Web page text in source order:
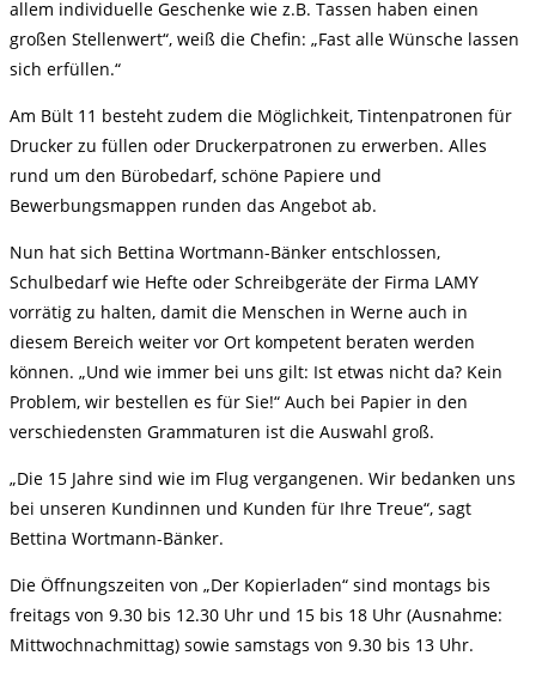
allem individuelle Geschenke wie z.B. Tassen haben einen
großen Stellenwert“, weiß die Chefin: „Fast alle Wünsche lassen
sich erfüllen.“
Am Bült 11 besteht zudem die Möglichkeit, Tintenpatronen für
Drucker zu füllen oder Druckerpatronen zu erwerben. Alles
rund um den Bürobedarf, schöne Papiere und
Bewerbungsmappen runden das Angebot ab.
Nun hat sich Bettina Wortmann-Bänker entschlossen,
Schulbedarf wie Hefte oder Schreibgeräte der Firma LAMY
vorrätig zu halten, damit die Menschen in Werne auch in
diesem Bereich weiter vor Ort kompetent beraten werden
können. „Und wie immer bei uns gilt: Ist etwas nicht da? Kein
Problem, wir bestellen es für Sie!“ Auch bei Papier in den
verschiedensten Grammaturen ist die Auswahl groß.
„Die 15 Jahre sind wie im Flug vergangenen. Wir bedanken uns
bei unseren Kundinnen und Kunden für Ihre Treue“, sagt
Bettina Wortmann-Bänker.
Die Öffnungszeiten von „Der Kopierladen“ sind montags bis
freitags von 9.30 bis 12.30 Uhr und 15 bis 18 Uhr (Ausnahme:
Mittwochnachmittag) sowie samstags von 9.30 bis 13 Uhr.